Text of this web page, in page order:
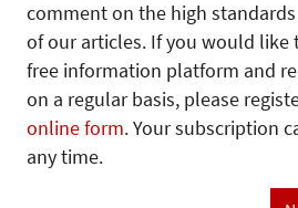
comment on the high
of our articles. If you would like
free information platform and
on a regular basis, please
online form. Your subscription
any time.